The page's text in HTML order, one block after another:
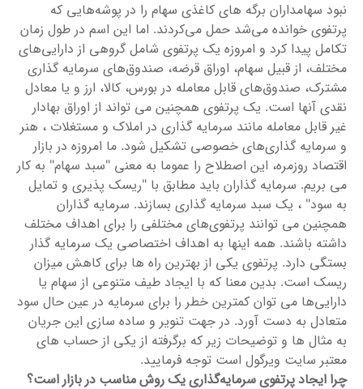
نبود سهامداران برگه های کاغذی سهام را در پوشه‌هایی که
پرتفوی خوانده می‌شد حمل می‌کردند. اما این اسم در طول زمان
تکامل پیدا کرد و امروزه یک پرتفوی شامل گروهی از دارایی‌های
مختلف، از قبیل سهام، اوراق قرضه، صندوق‌های سرمایه گذاری
مشترک، صندوق‌های قابل معامله در بورس، کالا، ارز و یا معادل
نقدی آنها است. یک پرتفوی همچنین می تواند از اوراق بهادار
غیر قابل معامله مانند سرمایه گذاری در املاک و مستغلات ، هنر
و سرمایه گذاری‌های خصوصی تشکیل شود. ما امروزه در بازار
اقتصاد روزمره، این اصطلاح را عموما به معنی "سبد سهام" به کار
می بریم. سرمایه گذاران باید مطابق با "ریسک پذیری و تمایل
به سود" ، یک سبد سرمایه گذاری بسازند. سرمایه گذاران
همچنین می توانند پرتفوی‌های مختلفی را برای اهداف مختلف
داشته باشند. همه اینها به اهداف اختصاصی یک سرمایه گذار
بستگی دارد. پرتفوی یکی از بهترین راه ها برای کاهش میزان
ریسک است. بدین معنا که با ایجاد طیف متنوعی از سهام یا
دارایی‌ها می توان کمترین خطر را برای سرمایه در عین حال سود
متعادل به دست آورد. در جهت تنویر و ساده سازی این جریان
به مثال ها و توضیحات زیر که برگرفته از یکی از حساب های
معتبر سایت ویرگول است توجه فرمایید.
چرا ایجاد پرتفوی سرمایه‌گذاری یک روش مناسب در بازار است؟